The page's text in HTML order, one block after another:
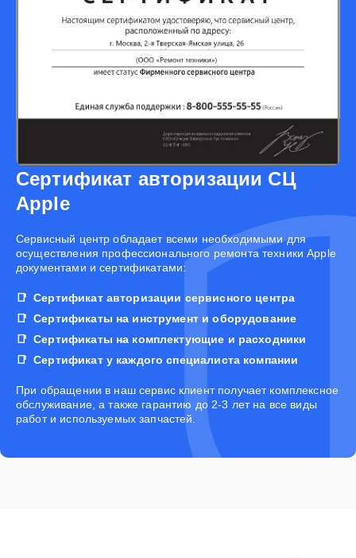
Сертификат авторизации СЦ
Apple
Cервисный центр обладает всеми необходимыми для
осуществления профессионального ремонта техники Apple
документами и сертификатами:
Сертификат авторизации сервисного центра
Сертификаты на инструмент и оборудование
Сертификаты на комплектующие и расходники
Сертификат у каждого специалиста компании
При обращении в наш сервис клиент получает комплексное
обслуживание, а также гарантию до 2-3 лет на все виды
работ и используемых запчастей.